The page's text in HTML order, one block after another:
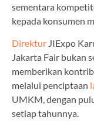
sementara
kepada konsumen
Direktur JIExpo
Jakarta Fair bukan
memberikan
melalui penciptaan
UMKM, dengan
setiap tahunnya.